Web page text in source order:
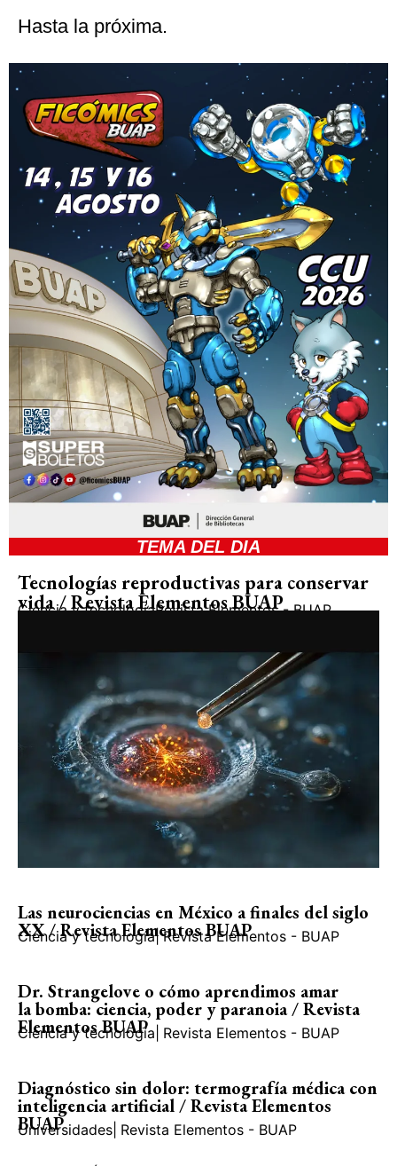
Hasta la próxima.
TEMA DEL DIA
Tecnologías reproductivas para conservar
vida / Revista Elementos BUAP
Ciencia y tecnologíaRevista Elementos - BUAP
Las neurociencias en México a finales del siglo
XX / Revista Elementos BUAP
Ciencia y tecnología| Revista Elementos - BUAP
Dr. Strangelove o cómo aprendimos amar
la bomba: ciencia, poder y paranoia / Revista
Elementos BUAP
Ciencia y tecnología Revista Elementos - BUAP
Diagnóstico sin dolor: termografía médica con
inteligencia artificial / Revista Elementos
BUAP
Universidades Revista Elementos - BUAP